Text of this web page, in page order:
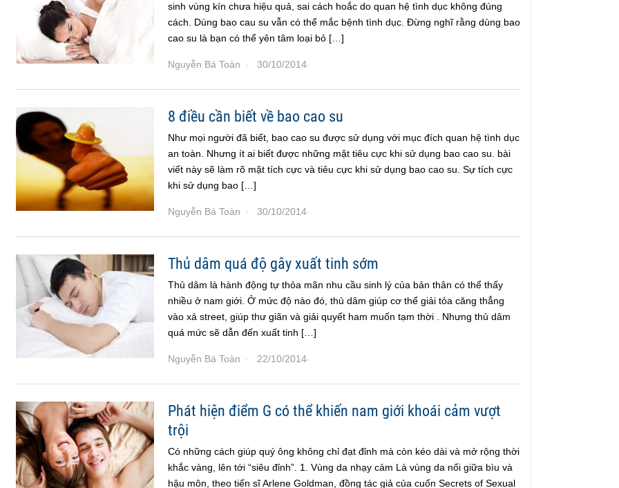
sinh vùng kín chưa hiệu quả, sai cách hoắc do quan hệ tình dục không đúng
cách. Dùng bao cau su vẫn có thể mắc bệnh tình dục. Đừng nghĩ rằng dùng bao
cao su là bạn có thể yên tâm loại bỏ […]
Nguyễn Bá Toàn · 30/10/2014·
8 điều cần biết về bao cao su
Như mọi người đã biết, bao cao su được sử dụng với mục đích quan hệ tình dục
an toàn. Nhưng ít ai biết được những mặt tiêu cực khi sử dụng bao cao su. bài
viết này sẽ làm rõ mặt tích cực và tiêu cực khi sử dụng bao cao su. Sự tích cực
khi sử dụng bao […]
Nguyễn Bá Toàn · 30/10/2014·
Thủ dâm quá độ gây xuất tinh sớm
Thủ dâm là hành động tự thỏa mãn nhu cầu sinh lý của bản thân có thể thấy
nhiều ở nam giới. Ở mức độ nào đó, thủ dâm giúp cơ thể giải tỏa căng thẳng
vào xả street, giúp thư giãn và giải quyết ham muốn tạm thời . Nhưng thủ dâm
quá mức sẽ dẫn đến xuất tinh […]
Nguyễn Bá Toàn · 22/10/2014·
Phát hiện điểm G có thể khiến nam giới khoái cảm vượt
trội
Có những cách giúp quý ông không chỉ đạt đỉnh mà còn kéo dài và mở rộng thời
khắc vàng, lên tới “siêu đỉnh”. 1. Vùng da nhạy cảm Là vùng da nối giữa bìu và
hậu môn, theo tiến sĩ Arlene Goldman, đồng tác giả của cuốn Secrets of Sexual